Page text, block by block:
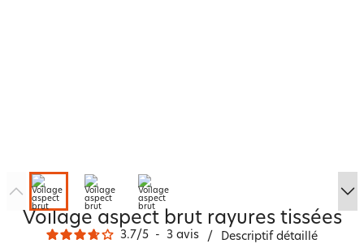
Voilage aspect brut rayures tissées
3.7/5 - 3 avis / Descriptif détaillé